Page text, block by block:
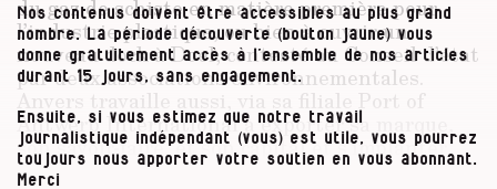
du gaz de schiste en matière première pour
l’industrie plastique, ou bien à ouvrir un
nouveau dock à Doel, contesté au Conseil d’état
par deux associations environnementales.
Anvers travaille aussi, via sa filiale Port of
Antwerp International à exporter sa marque,
son savoir-faire, et son capital et s’implanter
dans une batterie de ports à travers la planète.
Nos contenus doivent être accessibles au plus grand
nombre. La période découverte (bouton jaune) vous
donne gratuitement accès à l’ensemble de nos articles
durant 15 jours, sans engagement.
Ensuite, si vous estimez que notre travail
journalistique indépendant (vous) est utile, vous pourrez
toujours nous apporter votre soutien en vous abonnant.
Merci